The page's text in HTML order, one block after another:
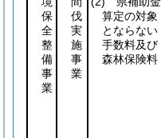
保
全
整
備
事
業
伐
実
施
事
業
算定の対象
とならない
手数料及び
森林保険料